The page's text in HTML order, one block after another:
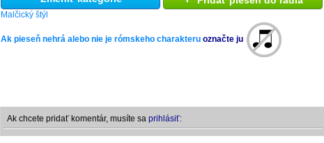
Malčický štýl
Ak pieseň nehrá alebo nie je rómskeho charakteru označte ju
Ak chcete pridať komentár, musíte sa prihlásiť: